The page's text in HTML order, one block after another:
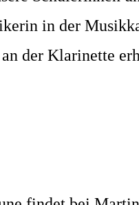
in der
der Klarinette